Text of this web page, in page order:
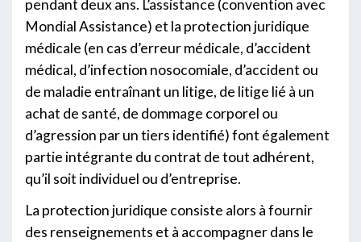
pendant deux ans. L’assistance (convention avec
Mondial Assistance) et la protection juridique
médicale (en cas d’erreur médicale, d’accident
médical, d’infection nosocomiale, d’accident ou
de maladie entraînant un litige, de litige lié à un
achat de santé, de dommage corporel ou
d’agression par un tiers identifié) font également
partie intégrante du contrat de tout adhérent,
qu’il soit individuel ou d’entreprise.
La protection juridique consiste alors à fournir
des renseignements et à accompagner dans le